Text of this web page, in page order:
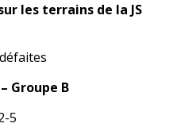
les terrains de la JS
Groupe B
5